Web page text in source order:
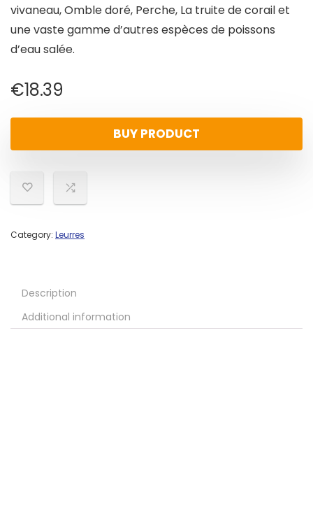
vivaneau, Omble doré, Perche, La truite de corail et
une vaste gamme d’autres espèces de poissons
d’eau salée.
€18.39
BUY PRODUCT
Category: Leurres
Description
Additional information